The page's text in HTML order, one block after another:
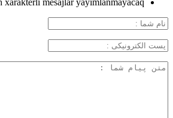
mesajlar yayımlanmayacaq.